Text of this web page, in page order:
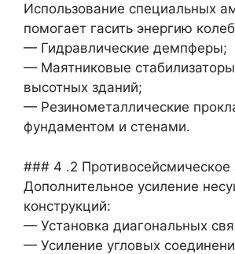
Использование специальных
помогает гасить энергию
— Гидравлические демпферы;
— Маятниковые
высотных зданий;
— Резинометаллические
фундаментом и стенами.
### 4 .2
Дополнительное усиление
конструкций:
— Установка диагональных
— Усиление угловых